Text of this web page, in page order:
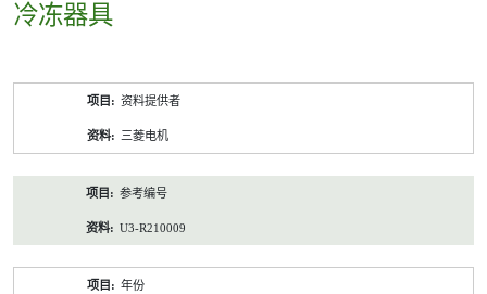
冷冻器具
资料提供者
三菱电机
参考编号
U3-R210009
年份